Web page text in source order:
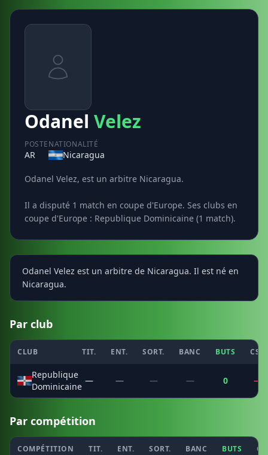
Odanel Velez
POSTE
AR
NATIONALITÉ
Nicaragua
Odanel Velez, est un arbitre Nicaragua.
Il a disputé 1 match en coupe d'Europe. Ses clubs en
coupe d'Europe : Republique Dominicaine (1 match).
Odanel Velez est un arbitre de Nicaragua. Il est né en
Nicaragua.
Par club
CLUB TIT. ENT. SORT. BANC BUTS CSC
Republique
Dominicaine
— — — — 0 —
Par compétition
COMPÉTITION TIT. ENT. SORT. BANC BUTS